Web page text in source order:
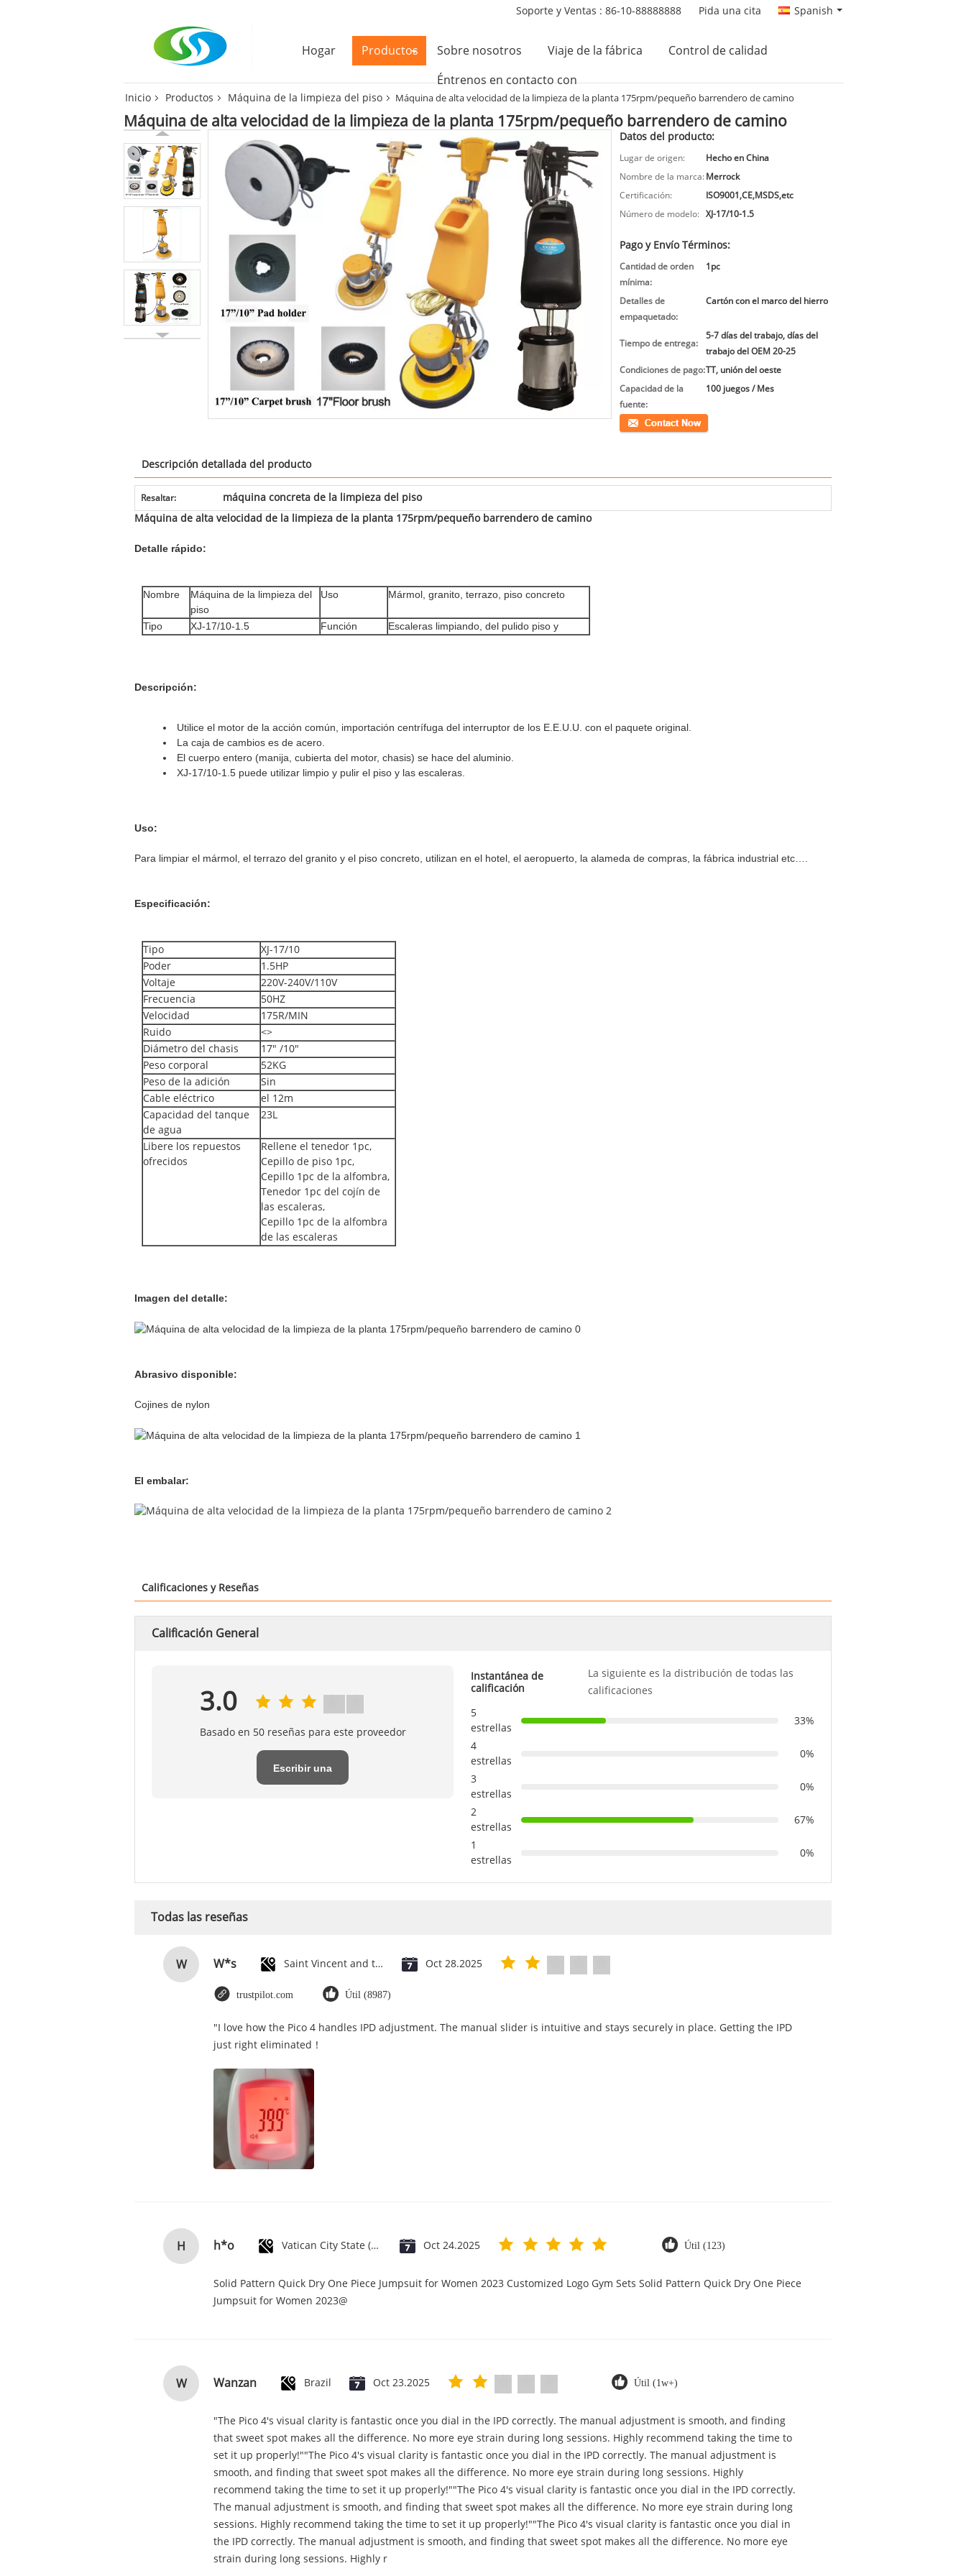
Soporte y Ventas : 86-10-88888888 Pida una cita Spanish
Hogar Productos Sobre nosotros Viaje de la fábrica Control de calidad
Éntrenos en contacto con
Inicio Productos Máquina de la limpieza del piso Máquina de alta velocidad de la limpieza de la planta 175rpm/pequeño barrendero de camino
Máquina de alta velocidad de la limpieza de la planta 175rpm/pequeño barrendero de camino
Datos del producto:
Lugar de origen:
Hecho en China
Nombre de la marca: Merrock
Certificación:
ISO9001,CE,MSDS,etc
Número de modelo:
XJ-17/10-1.5
Pago y Envío Términos:
Cantidad de orden
mínima:
1pc
Detalles de
empaquetado:
Cartón con el marco del hierro
Tiempo de entrega:
5-7 días del trabajo, días del
trabajo del OEM 20-25
Condiciones de pago:TT, unión del oeste
Capacidad de la
fuente:
100 juegos / Mes
Contacto
Descripción detallada del producto
Resaltar:
máquina concreta de la limpieza del piso
Máquina de alta velocidad de la limpieza de la planta 175rpm/pequeño barrendero de camino
Detalle rápido:
Nombre
Máquina de la limpieza del
piso
Uso Mármol, granito, terrazo, piso concreto
Tipo XJ-17/10-1.5 Función Escaleras limpiando, del pulido piso y
Descripción:
Utilice el motor de la acción común, importación centrífuga del interruptor de los E.E.U.U. con el paquete original.
La caja de cambios es de acero.
El cuerpo entero (manija, cubierta del motor, chasis) se hace del aluminio.
XJ-17/10-1.5 puede utilizar limpio y pulir el piso y las escaleras.
Uso:
Para limpiar el mármol, el terrazo del granito y el piso concreto, utilizan en el hotel, el aeropuerto, la alameda de compras, la fábrica industrial etc….
Especificación:
Tipo
XJ-17/10
Poder
1.5HP
Voltaje
220V-240V/110V
Frecuencia
50HZ
Velocidad
175R/MIN
Ruido
<>
Diámetro del chasis
17" /10"
Peso corporal
52KG
Peso de la adición
Sin
Cable eléctrico
el 12m
Capacidad del tanque
de agua
23L
Libere los repuestos
ofrecidos
Rellene el tenedor 1pc,
Cepillo de piso 1pc,
Cepillo 1pc de la alfombra,
Tenedor 1pc del cojín de
las escaleras,
Cepillo 1pc de la alfombra
de las escaleras
Imagen del detalle:
Abrasivo disponible:
Cojines de nylon
El embalar:
Calificaciones y Reseñas
Calificación General
3.0
Basado en 50 reseñas para este proveedor
Escribir una
Instantánea de
calificación
La siguiente es la distribución de todas las
calificaciones
5
estrellas
33%
4
estrellas
0%
3
estrellas
0%
2
estrellas
67%
1
estrellas
0%
Todas las reseñas
W W*s Saint Vincent and the Grenadines Oct 28.2025
trustpilot.com Útil (8987)
"I love how the Pico 4 handles IPD adjustment. The manual slider is intuitive and stays securely in place. Getting the IPD
just right eliminated！
H h*o Vatican City State (Holy See) Oct 24.2025 Útil (123)
Solid Pattern Quick Dry One Piece Jumpsuit for Women 2023 Customized Logo Gym Sets Solid Pattern Quick Dry One Piece
Jumpsuit for Women 2023@
W Wanzan Brazil Oct 23.2025 Útil (1w+)
"The Pico 4's visual clarity is fantastic once you dial in the IPD correctly. The manual adjustment is smooth, and finding
that sweet spot makes all the difference. No more eye strain during long sessions. Highly recommend taking the time to
set it up properly!""The Pico 4's visual clarity is fantastic once you dial in the IPD correctly. The manual adjustment is
smooth, and finding that sweet spot makes all the difference. No more eye strain during long sessions. Highly
recommend taking the time to set it up properly!""The Pico 4's visual clarity is fantastic once you dial in the IPD correctly.
The manual adjustment is smooth, and finding that sweet spot makes all the difference. No more eye strain during long
sessions. Highly recommend taking the time to set it up properly!""The Pico 4's visual clarity is fantastic once you dial in
the IPD correctly. The manual adjustment is smooth, and finding that sweet spot makes all the difference. No more eye
strain during long sessions. Highly r